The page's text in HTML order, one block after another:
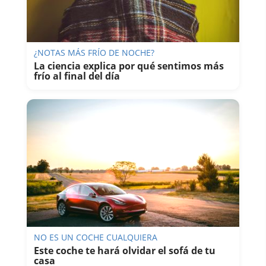
¿NOTAS MÁS FRÍO DE NOCHE?
La ciencia explica por qué sentimos más
frío al final del día
NO ES UN COCHE CUALQUIERA
Este coche te hará olvidar el sofá de tu
casa